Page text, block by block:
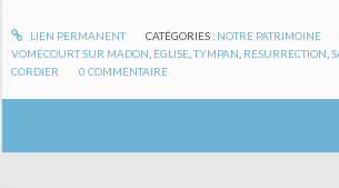
LIEN PERMANENT CATÉGORIES : NOTRE PATRIMOINE
VOMÉCOURT SUR MADON ÉGLISE ,TYMPAN RESURRECTION ,
CORDIER
0 COMMENTAIRE